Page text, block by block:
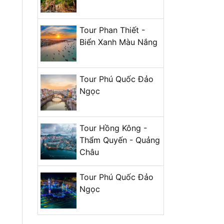
Tour Phan Thiết -
Biển Xanh Màu Nắng
Tour Phú Quốc Đảo
Ngọc
Tour Hồng Kông -
Thẩm Quyến - Quảng
Châu
Tour Phú Quốc Đảo
Ngọc